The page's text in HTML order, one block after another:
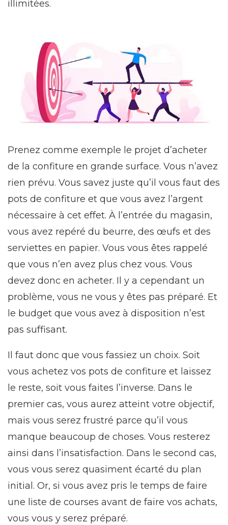
illimitées.
Prenez comme exemple le projet d’acheter
de la confiture en grande surface. Vous n’avez
rien prévu. Vous savez juste qu’il vous faut des
pots de confiture et que vous avez l’argent
nécessaire à cet effet. À l’entrée du magasin,
vous avez repéré du beurre, des œufs et des
serviettes en papier. Vous vous êtes rappelé
que vous n’en avez plus chez vous. Vous
devez donc en acheter. Il y a cependant un
problème, vous ne vous y êtes pas préparé. Et
le budget que vous avez à disposition n’est
pas suffisant.
Il faut donc que vous fassiez un choix. Soit
vous achetez vos pots de confiture et laissez
le reste, soit vous faites l’inverse. Dans le
premier cas, vous aurez atteint votre objectif,
mais vous serez frustré parce qu’il vous
manque beaucoup de choses. Vous resterez
ainsi dans l’insatisfaction. Dans le second cas,
vous vous serez quasiment écarté du plan
initial. Or, si vous avez pris le temps de faire
une liste de courses avant de faire vos achats,
vous vous y serez préparé.